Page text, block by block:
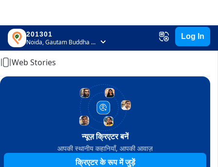
201301
Noida, Gautam Buddha Nagar, Uttar Pradesh
Log In
Home
Web Stories
न्यूज़ क्रिएटर बनें
आपकी स्थानीय कहानियाँ, आपकी आवाज़
क्रिएटर के रूप में जुड़ें